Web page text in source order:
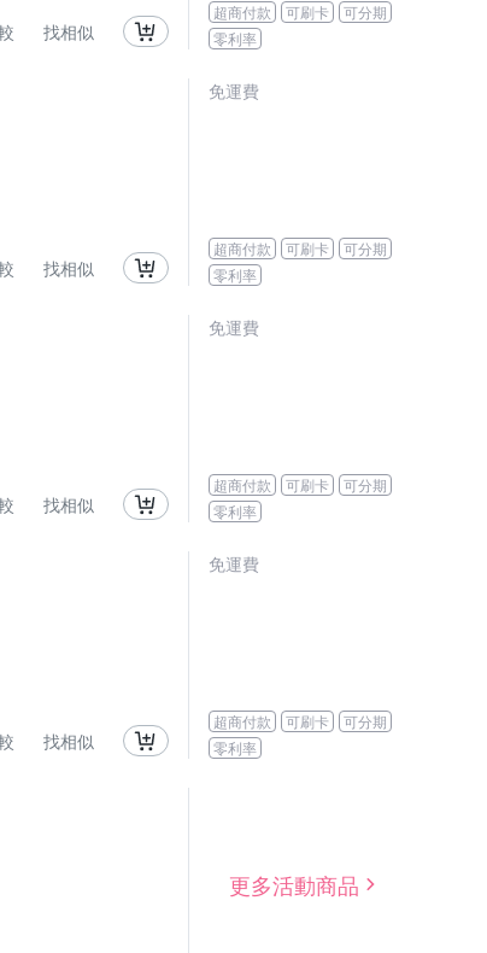
找相似
超商付款 可刷卡
可分期
零利率
找相似
免運費
超商付款 可刷卡
可分期
零利率
找相似
免運費
超商付款 可刷卡
可分期
零利率
找相似
免運費
超商付款 可刷卡
可分期
零利率
更多活動商品